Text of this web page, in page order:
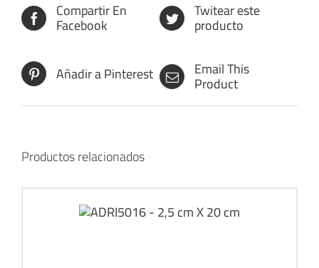
Compartir En
Facebook
Twitear este
producto
Añadir a Pinterest Email This
Product
Productos relacionados